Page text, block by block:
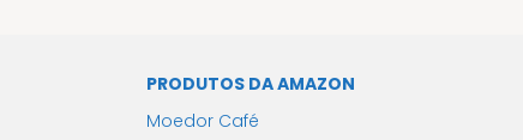
PRODUTOS DA AMAZON
Moedor Café